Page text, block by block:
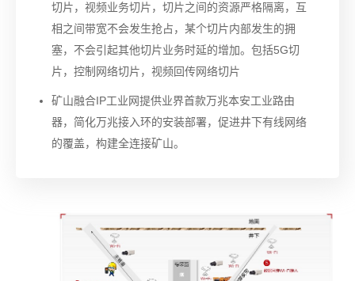
切片，视频业务切片，切片之间的资源严格隔离，互
相之间带宽不会发生抢占，某个切片内部发生的拥
塞，不会引起其他切片业务时延的增加。包括5G切
片，控制网络切片，视频回传网络切片
矿山融合IP工业网提供业界首款万兆本安工业路由
器，简化万兆接入环的安装部署，促进井下有线网络
的覆盖，构建全连接矿山。